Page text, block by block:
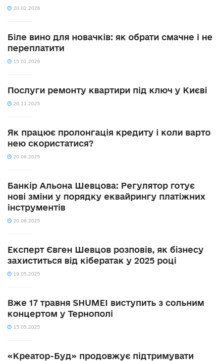
20.02.2026
Біле вино для новачків: як обрати смачне і не
переплатити
15.01.2026
Послуги ремонту квартири під ключ у Києві
26.11.2025
Як працює пролонгація кредиту і коли варто
нею скористатися?
20.06.2025
Банкір Альона Шевцова: Регулятор готує
нові зміни у порядку еквайрингу платіжних
інструментів
20.06.2025
Експерт Євген Шевцов розповів, як бізнесу
захиститься від кібератак у 2025 році
19.05.2025
Вже 17 травня SHUMEI виступить з сольним
концертом у Тернополі
15.05.2025
«Креатор-Буд» продовжує підтримувати